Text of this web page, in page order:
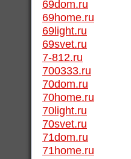
69dom.ru
69home.ru
69light.ru
69svet.ru
7-812.ru
700333.ru
70dom.ru
70home.ru
70light.ru
70svet.ru
71dom.ru
71home.ru